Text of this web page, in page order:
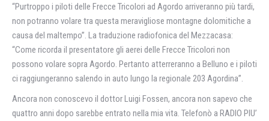
“Purtroppo i piloti delle Frecce Tricolori ad Agordo arriveranno più tardi,
non potranno volare tra questa meravigliose montagne dolomitiche a
causa del maltempo”. La traduzione radiofonica del Mezzacasa:
“Come ricorda il presentatore gli aerei delle Frecce Tricolori non
possono volare sopra Agordo. Pertanto atterreranno a Belluno e i piloti
ci raggiungeranno salendo in auto lungo la regionale 203 Agordina”.
Ancora non conoscevo il dottor Luigi Fossen, ancora non sapevo che
quattro anni dopo sarebbe entrato nella mia vita. Telefonò a RADIO PIU’